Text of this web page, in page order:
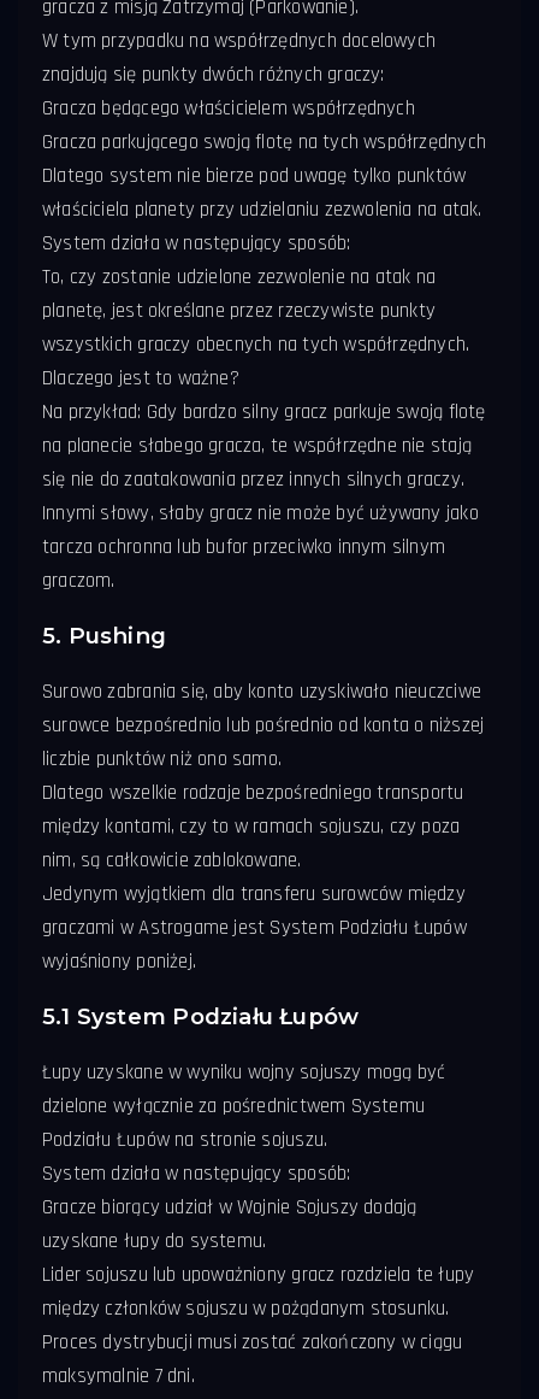
gracza z misją Zatrzymaj (Parkowanie).
W tym przypadku na współrzędnych docelowych
znajdują się punkty dwóch różnych graczy:
Gracza będącego właścicielem współrzędnych
Gracza parkującego swoją flotę na tych współrzędnych
Dlatego system nie bierze pod uwagę tylko punktów
właściciela planety przy udzielaniu zezwolenia na atak.
System działa w następujący sposób:
To, czy zostanie udzielone zezwolenie na atak na
planetę, jest określane przez rzeczywiste punkty
wszystkich graczy obecnych na tych współrzędnych.
Dlaczego jest to ważne?
Na przykład: Gdy bardzo silny gracz parkuje swoją flotę
na planecie słabego gracza, te współrzędne nie stają
się nie do zaatakowania przez innych silnych graczy.
Innymi słowy, słaby gracz nie może być używany jako
tarcza ochronna lub bufor przeciwko innym silnym
graczom.
5. Pushing
Surowo zabrania się, aby konto uzyskiwało nieuczciwe
surowce bezpośrednio lub pośrednio od konta o niższej
liczbie punktów niż ono samo.
Dlatego wszelkie rodzaje bezpośredniego transportu
między kontami, czy to w ramach sojuszu, czy poza
nim, są całkowicie zablokowane.
Jedynym wyjątkiem dla transferu surowców między
graczami w Astrogame jest System Podziału Łupów
wyjaśniony poniżej.
5.1 System Podziału Łupów
Łupy uzyskane w wyniku wojny sojuszy mogą być
dzielone wyłącznie za pośrednictwem Systemu
Podziału Łupów na stronie sojuszu.
System działa w następujący sposób:
Gracze biorący udział w Wojnie Sojuszy dodają
uzyskane łupy do systemu.
Lider sojuszu lub upoważniony gracz rozdziela te łupy
między członków sojuszu w pożądanym stosunku.
Proces dystrybucji musi zostać zakończony w ciągu
maksymalnie 7 dni.